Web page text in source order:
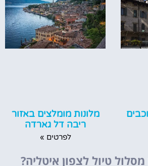
בוטיק 4 כוכבים
מלונות מומלצים באזור
ריבה דל גארדה
לפרטים »
טיול לצפון איטליה?